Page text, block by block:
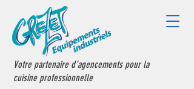
Votre partenaire d’agencements pour la
cuisine professionnelle